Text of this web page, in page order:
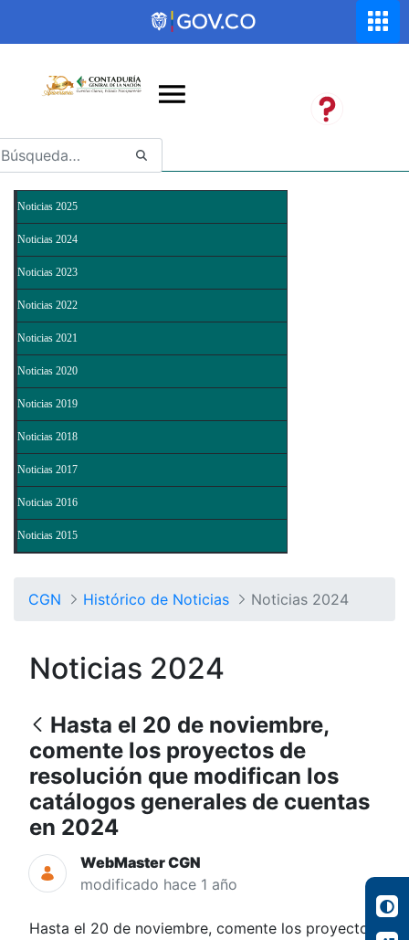
Saltar al contenido principal
Abrir menú de accesibilidad
Noticias 2025
Noticias 2024
Noticias 2023
Noticias 2022
Noticias 2021
Noticias 2020
Noticias 2019
Noticias 2018
Noticias 2017
Noticias 2016
Noticias 2015
CGN Histórico de Noticias Noticias 2024
Noticias 2024
Hasta el 20 de noviembre,
comente los proyectos de
resolución que modifican los
catálogos generales de cuentas
en 2024
WebMaster CGN
modificado hace 1 año
Hasta el 20 de noviembre, comente los proyectos